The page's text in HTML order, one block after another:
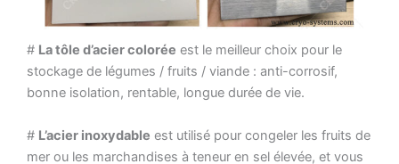
# La tôle d’acier colorée est le meilleur choix pour le
stockage de légumes / fruits / viande : anti-corrosif,
bonne isolation, rentable, longue durée de vie.
# L’acier inoxydable est utilisé pour congeler les fruits de
mer ou les marchandises à teneur en sel élevée, et vous